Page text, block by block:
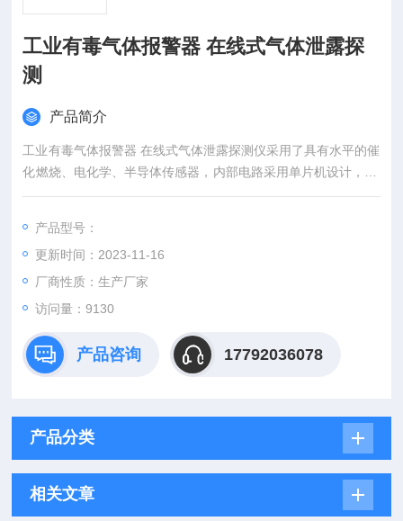
工业有毒气体报警器 在线式气体泄露探
测
产品简介
工业有毒气体报警器 在线式气体泄露探测仪采用了具有水平的催
化燃烧、电化学、半导体传感器，内部电路采用单片机设计，LE
D数码管显示，声、光报警，电网供电。该报警仪具有寿命长、
点。同时具有数字显示、声光报警功能。可以连续检测周围环境
中气体浓度，一旦气体浓度达到报警预设值，就会发出直观、清
晰的超高亮LED显示和本地声、光报警指示。
产品型号：
更新时间：2023-11-16
厂商性质：生产厂家
访问量：9130
产品咨询 17792036078
产品分类
相关文章